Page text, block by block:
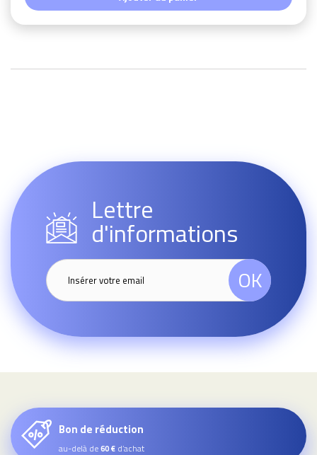
Lettre
d'informations
OK
Bon de réduction
au-delà de60 € d’achat